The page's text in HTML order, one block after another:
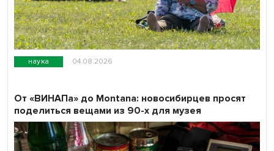
наука 04.08.2026
От «ВИНАПа» до Montana: новосибирцев просят
поделиться вещами из 90-х для музея